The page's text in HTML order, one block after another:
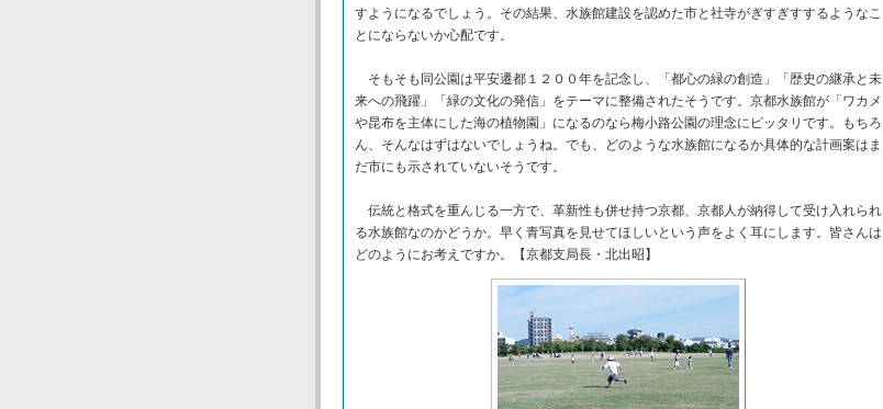
すようになるでしょう。その結果、水族館建設を認めた市と社寺がぎすぎすするようなこ
とにならないか心配です。
そもそも同公園は平安遷都１２００年を記念し、「都心の緑の創造」「歴史の継承と未
来への飛躍」「緑の文化の発信」をテーマに整備されたそうです。京都水族館が「ワカメ
や昆布を主体にした海の植物園」になるのなら梅小路公園の理念にピッタリです。もちろ
ん、そんなはずはないでしょうね。でも、どのような水族館になるか具体的な計画案はま
だ市にも示されていないそうです。
伝統と格式を重んじる一方で、革新性も併せ持つ京都、京都人が納得して受け入れられ
る水族館なのかどうか。早く青写真を見せてほしいという声をよく耳にします。皆さんは
どのようにお考えですか。【京都支局長・北出昭】